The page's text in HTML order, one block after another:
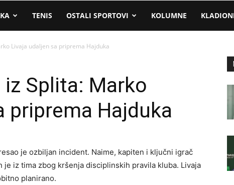
TENIS OSTALI SPORTOVI KOLUMNE
Livaja udaljen sa priprema Hajduka
Splita: Marko
priprema Hajduka
je ozbiljan incident. Naime, kapiten i ključni igrač
je iz tima zbog kršenja disciplinskih pravila kluba. Livaja
planirano.